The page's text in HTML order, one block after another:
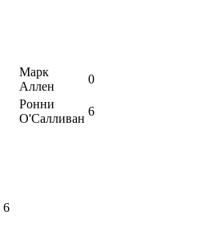
Марк
Аллен
0
Ронни
О'Салливан
6
6